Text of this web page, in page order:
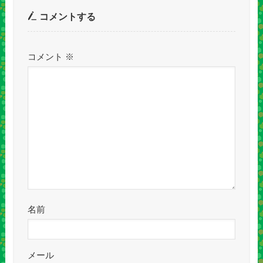
コメントする
コメント ※
名前
メール